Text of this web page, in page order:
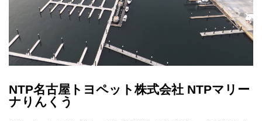
NTP名古屋トヨペット株式会社 NTPマリー
ナりんくう